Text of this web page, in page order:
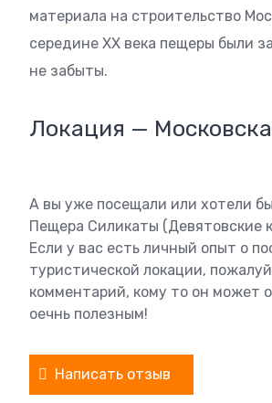
материала на строительство
середине XX века пещеры были
не забыты.
Локация —
А вы уже посещали или хотели
Пещера Силикаты (Девятовские
Если у вас есть личный опыт о
туристической локации,
комментарий, кому то он может
оечнь полезным!
Написать отзыв